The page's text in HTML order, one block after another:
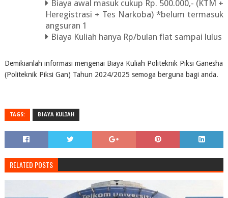
Biaya awal masuk cukup Rp. 500.000,- (KTM +
Heregistrasi + Tes Narkoba) *belum termasuk
angsuran 1
Biaya Kuliah hanya Rp/bulan flat sampai lulus
Demikianlah informasi mengenai Biaya Kuliah Politeknik Piksi Ganesha
(Politeknik Piksi Gan) Tahun 2024/2025 semoga berguna bagi anda.
TAGS: BIAYA KULIAH
RELATED POSTS